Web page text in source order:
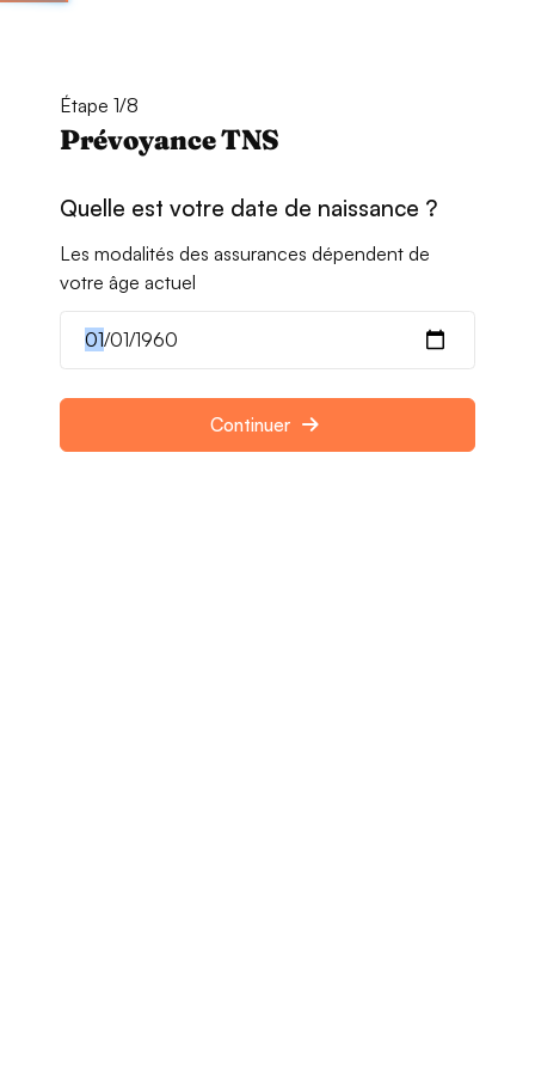
Étape 1/8
Prévoyance TNS
Quelle est votre date de naissance ?
Les modalités des assurances dépendent de
votre âge actuel
Continuer